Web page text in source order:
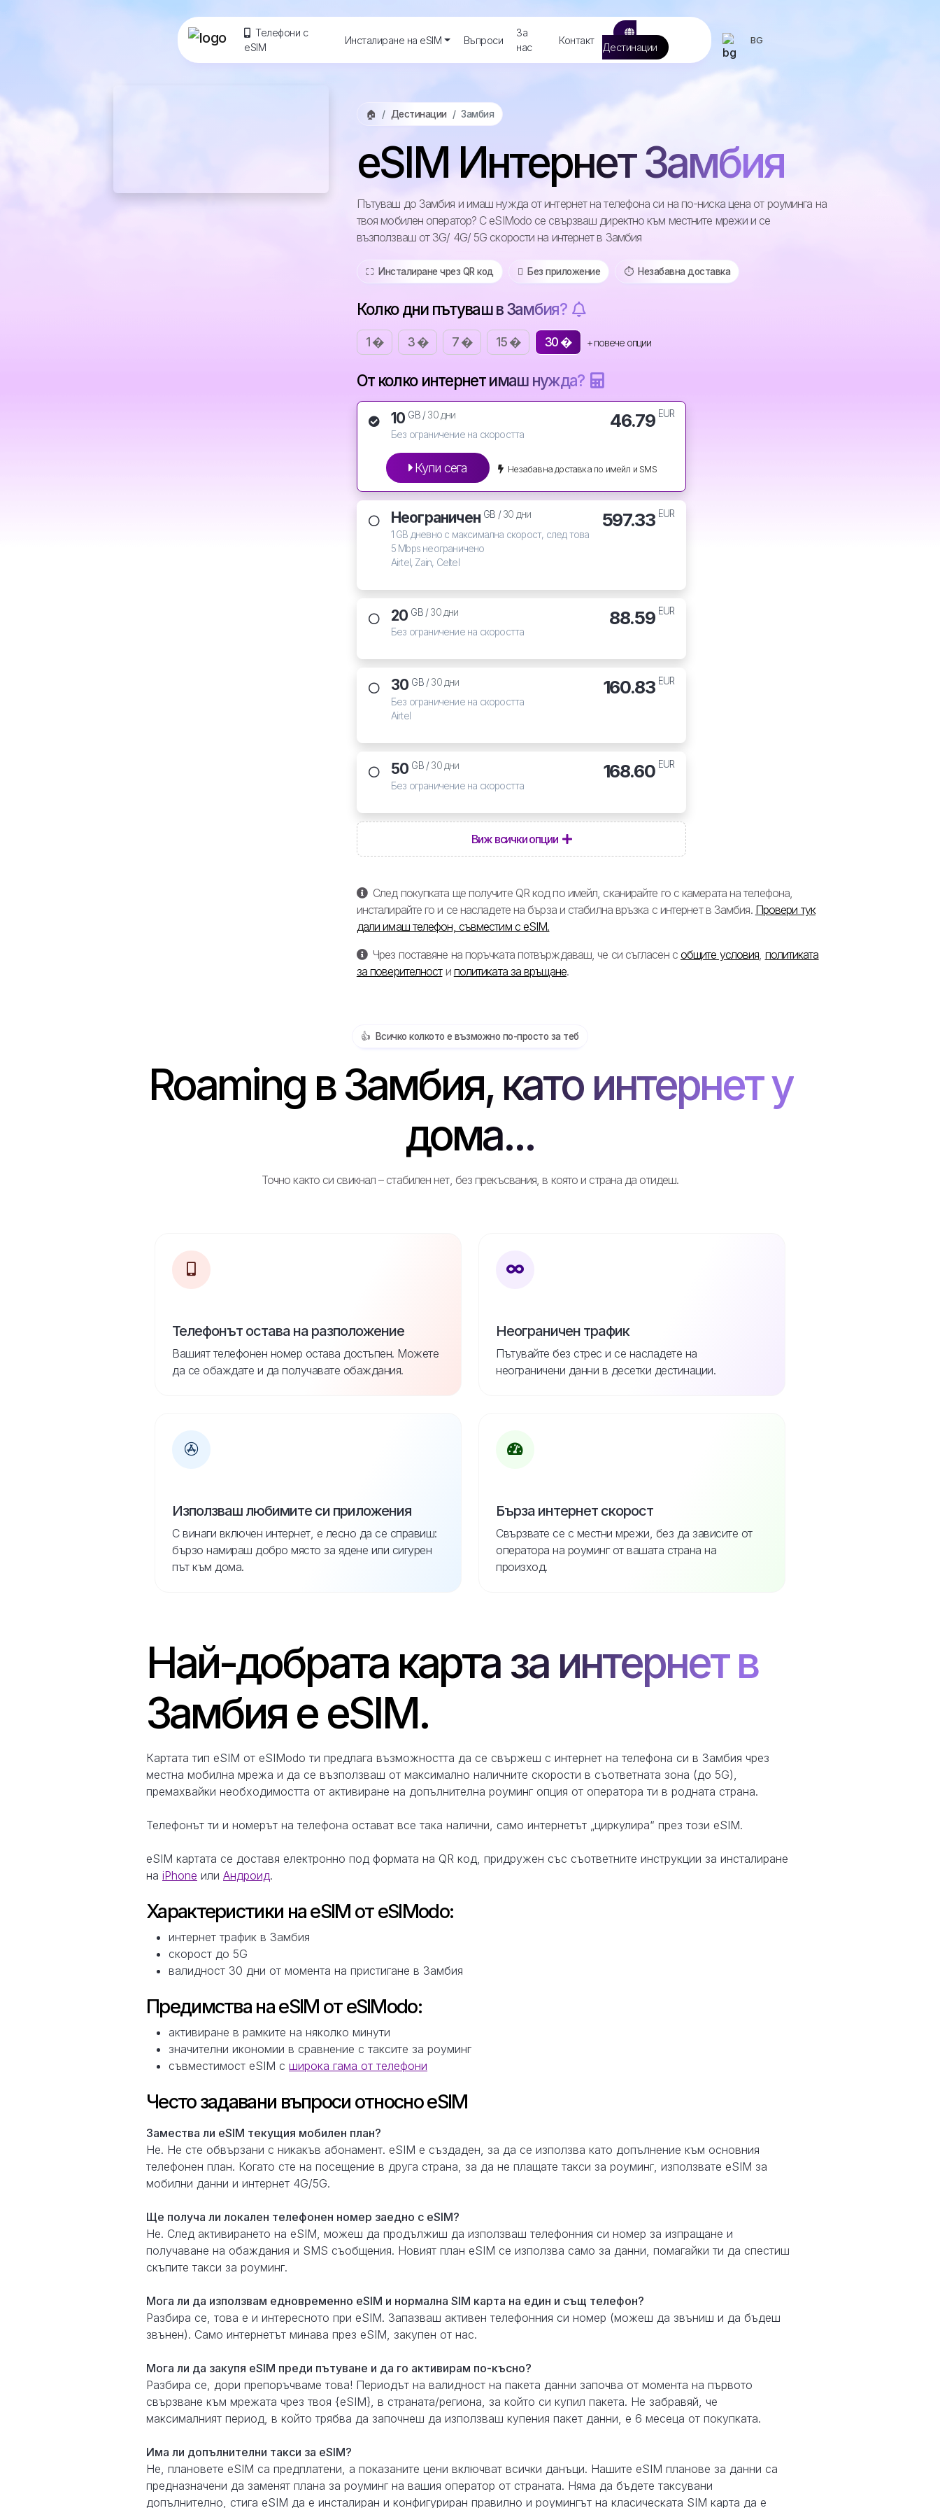
Телефони с
eSIM
Инсталиране на eSIM Въпроси
За
нас
Контакт
Дестинации
BG
🏠 Дестинации Замбия
eSIM Интернет Замбия
Пътуваш до Замбия и имаш нужда от интернет на телефона си на по-ниска цена от роуминга на
твоя мобилен оператор? С eSIModo се свързваш директно към местните мрежи и се
възползваш от 3G/ 4G/ 5G скорости на интернет в Замбия
⛶️️ Инсталиране чрез QR код ️ Без приложение ⏱️️ Незабавна доставка
Колко дни пътуваш в Замбия?
1 � 3 � 7 � 15 � 30 � + повече опции
От колко интернет имаш нужда?
10 GB /30 дни
Без ограничение на скоростта
46.79 EUR
Купи сега Незабавна доставка по имейл и SMS
Неограничен GB /30 дни
1 GB дневно с максимална скорост, след това
5 Mbps неограничено
Airtel, Zain, Celtel
597.33 EUR
20 GB /30 дни
Без ограничение на скоростта
88.59 EUR
30 GB /30 дни
Без ограничение на скоростта
Airtel
160.83 EUR
50 GB /30 дни
Без ограничение на скоростта
168.60 EUR
Виж всички опции
След покупката ще получите QR код по имейл, сканирайте го с камерата на телефона,
инсталирайте го и се насладете на бърза и стабилна връзка с интернет в Замбия. Провери тук
дали имаш телефон, съвместим с eSIM.
Чрез поставяне на поръчката потвърждаваш, че си съгласен с общите условия политиката
за поверителности политиката за връщане.
👍️ Всичко колкото е възможно по-просто за теб
Roaming в Замбия, като интернет у
дома...
Точно както си свикнал – стабилен нет, без прекъсвания, в която и страна да отидеш.
Телефонът остава на разположение
Вашият телефонен номер остава достъпен. Можете
да се обаждате и да получавате обаждания.
Неограничен трафик
Пътувайте без стрес и се насладете на
неограничени данни в десетки дестинации.
Използваш любимите си приложения
С винаги включен интернет, е лесно да се справиш:
бързо намираш добро място за ядене или сигурен
път към дома.
Бърза интернет скорост
Свързвате се с местни мрежи, без да зависите от
оператора на роуминг от вашата страна на
произход.
Най-добрата карта за интернет в
Замбия е eSIM.
Картата тип eSIM от eSIModo ти предлага възможността да се свържеш с интернет на телефона си в Замбия чрез
местна мобилна мрежа и да се възползваш от максимално наличните скорости в съответната зона (до 5G),
премахвайки необходимостта от активиране на допълнителна роуминг опция от оператора ти в родната страна.
Телефонът ти и номерът на телефона остават все така налични, само интернетът „циркулира“ през този eSIM.
eSIM картата се доставя електронно под формата на QR код, придружен със съответните инструкции за инсталиране
на iPhone или Андроид.
Характеристики на eSIM от eSIModo:
интернет трафик в Замбия
скорост до 5G
валидност 30 дни от момента на пристигане в Замбия
Предимства на eSIM от eSIModo:
активиране в рамките на няколко минути
значителни икономии в сравнение с таксите за роуминг
съвместимост eSIM с широка гама от телефони
Често задавани въпроси относно eSIM
Замествa ли eSIM текущия мобилен план?
Не. Не сте обвързани с никакъв абонамент. eSIM е създаден, за да се използва като допълнение към основния
телефонен план. Когато сте на посещение в друга страна, за да не плащате такси за роуминг, използвате eSIM за
мобилни данни и интернет 4G/5G.
Ще получа ли локален телефонен номер заедно с eSIM?
Не. След активирането на eSIM, можеш да продължиш да използваш телефонния си номер за изпращане и
получаване на обаждания и SMS съобщения. Новият план eSIM се използва само за данни, помагайки ти да спестиш
скъпите такси за роуминг.
Мога ли да използвам едновременно eSIM и нормална SIM карта на един и същ телефон?
Разбира се, това е и интересното при eSIM. Запазваш активен телефонния си номер (можеш да звъниш и да бъдеш
звънен). Само интернетът минава през eSIM, закупен от нас.
Мога ли да закупя eSIM преди пътуване и да го активирам по-късно?
Разбира се, дори препоръчваме това! Периодът на валидност на пакета данни започва от момента на първото
свързване към мрежата чрез твоя {eSIM}, в страната/региона, за който си купил пакета. Не забравяй, че
максималният период, в който трябва да започнеш да използваш купения пакет данни, е 6 месеца от покупката.
Има ли допълнителни такси за eSIM?
Не, плановете eSIM са предплатени, а показаните цени включват всички данъци. Нашите eSIM планове за данни са
предназначени да заменят плана за роуминг на вашия оператор от страната. Няма да бъдете таксувани
допълнително, стига eSIM да е инсталиран и конфигуриран правилно и роумингът на класическата SIM карта да е